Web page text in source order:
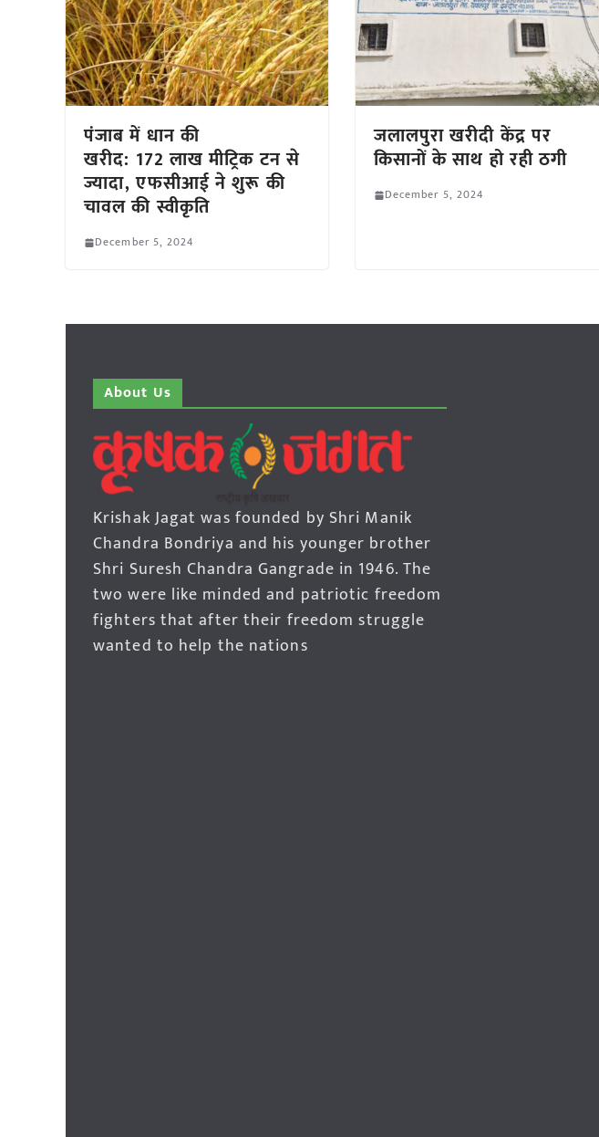
पंजाब में धान की
खरीद: 172 लाख मीट्रिक टन से
ज्यादा, एफसीआई ने शुरू की
चावल की स्वीकृति
December 5, 2024
जलालपुरा खरीदी केंद्र पर
किसानों के साथ हो रही ठगी
December 5, 2024
About Us
Krishak Jagat was founded by Shri Manik
Chandra Bondriya and his younger brother
Shri Suresh Chandra Gangrade in 1946. The
two were like minded and patriotic freedom
fighters that after their freedom struggle
wanted to help the nations